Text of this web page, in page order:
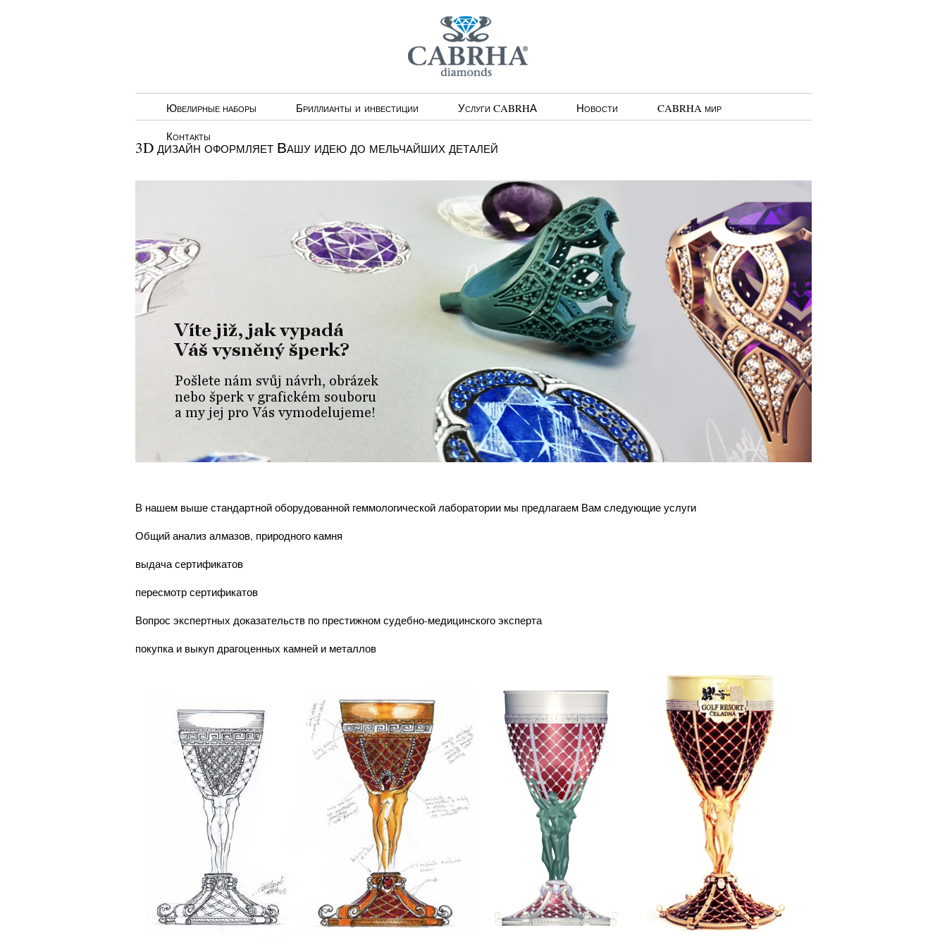
Ювелирные наборы Бриллианты и инвестиции Услуги CABRHА Новости
CABRHA мир
Контакты
3D дизайн оформляет Вашу идею до мельчайших деталей
В нашем выше стандартной оборудованной геммологической лаборатории мы предлагаем Вам следующие услуги
Общий анализ алмазов, природного камня
выдача сертификатов
пересмотр сертификатов
Вопрос экспертных доказательств по престижном судебно-медицинского эксперта
покупка и выкуп драгоценных камней и металлов